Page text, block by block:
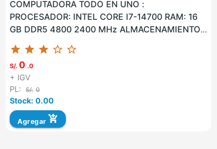
COMPUTADORA TODO EN UNO :
PROCESADOR: INTEL CORE I7-14700 RAM: 16
GB DDR5 4800 2400 MHz ALMACENAMIENTO:
1 TB M.2 SSD NVMe PANTALLA: LCD CON
RETROILUMI...
star star star star_border star_border
S/. 0 .0
+ IGV
PL:
S/. 0
Stock: 0.00
Agregar add_shopping_cart